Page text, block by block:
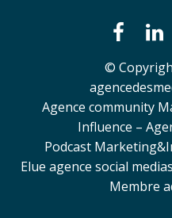
©
Agence community
Influence –
Podcast
Elue agence social
Membre